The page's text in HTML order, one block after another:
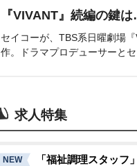
『VIVANT』続編の鍵
セイコーが、TBS系日曜劇場
作。ドラマプロデューサーと
求人特集
NEW
「福祉調理スタッフ